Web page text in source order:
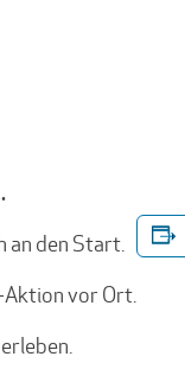
an den Start.
Aktion vor Ort.